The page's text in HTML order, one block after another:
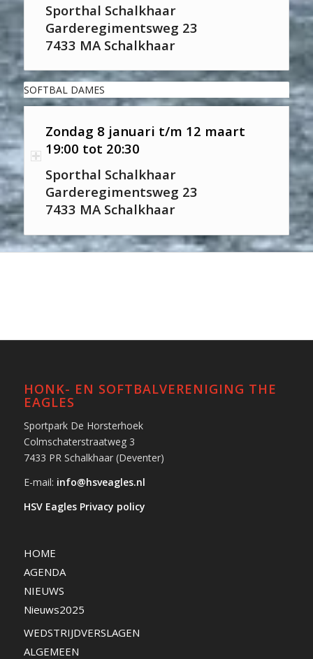
Sporthal Schalkhaar
Garderegimentsweg 23
7433 MA Schalkhaar
SOFTBAL DAMES
Zondag 8 januari t/m 12 maart
19:00 tot 20:30
Sporthal Schalkhaar
Garderegimentsweg 23
7433 MA Schalkhaar
HONK- EN SOFTBALVERENIGING THE
EAGLES
Sportpark De Horsterhoek
Colmschaterstraatweg 3
7433 PR Schalkhaar (Deventer)
E-mail: info@hsveagles.nl
HSV Eagles Privacy policy
HOME
AGENDA
NIEUWS
Nieuws2025
WEDSTRIJDVERSLAGEN
ALGEMEEN